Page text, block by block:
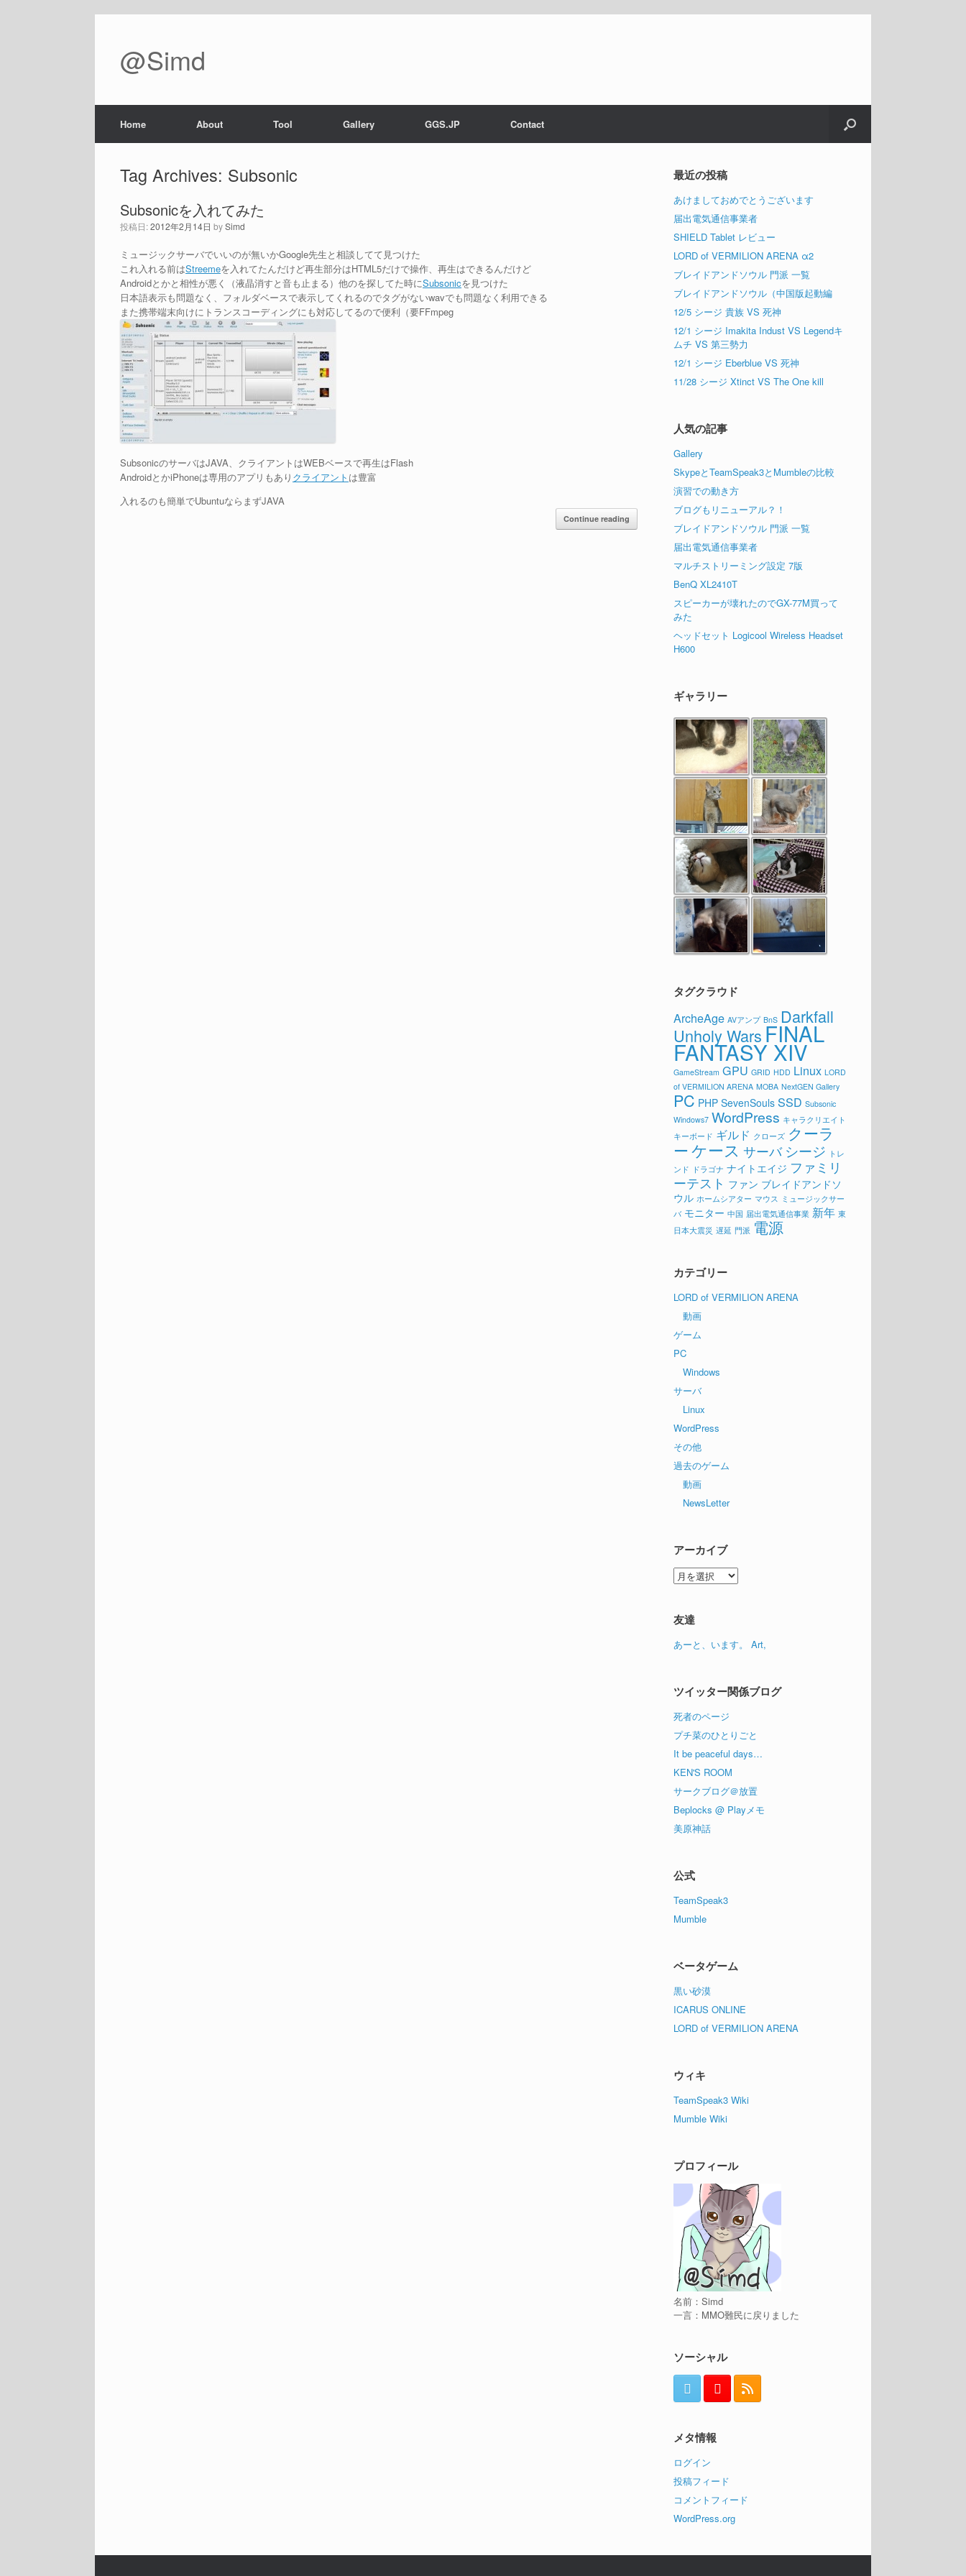
@Simd
Home About Tool Gallery GGS.JP Contact
Tag Archives: Subsonic
Subsonicを入れてみた
投稿日:2012年2月14日 bySimd
ミュージックサーバでいいのが無いかGoogle先生と相談してて見つけた
これ入れる前はStreemeを入れてたんだけど再生部分はHTML5だけで操作、再生はできるんだけど
Androidとかと相性が悪く（液晶消すと音も止まる）他のを探してた時にSubsonicを見つけた
日本語表示も問題なく、フォルダベースで表示してくれるのでタグがないwavでも問題なく利用できる
また携帯端末向けにトランスコーディングにも対応してるので便利（要FFmpeg
SubsonicのサーバはJAVA、クライアントはWEBベースで再生はFlash
AndroidとかiPhoneは専用のアプリもあり クライアント は豊富
入れるのも簡単でUbuntuならまずJAVA
Continue reading
最近の投稿
あけましておめでとうございます
届出電気通信事業者
SHIELD Tablet レビュー
LORD of VERMILION ARENA α2
ブレイドアンドソウル 門派 一覧
ブレイドアンドソウル（中国版起動編
12/5 シージ 貴族 VS 死神
12/1 シージ Imakita Indust VS Legendキ
ムチ VS 第三勢力
12/1 シージ Eberblue VS 死神
11/28 シージ Xtinct VS The One kill
人気の記事
Gallery
SkypeとTeamSpeak3とMumbleの比較
演習での動き方
ブログもリニューアル？！
ブレイドアンドソウル 門派 一覧
届出電気通信事業者
マルチストリーミング設定 7版
BenQ XL2410T
スピーカーが壊れたのでGX-77M買って
みた
ヘッドセット Logicool Wireless Headset
H600
ギャラリー
タグクラウド
ArcheAge AVアンプ BnS Darkfall
Unholy WarsFINAL
FANTASY XIV
GameStream GPU GRID HDD Linux LORD
of VERMILION ARENA MOBA NextGEN Gallery
PC PHP SevenSouls SSD Subsonic
Windows7 WordPress キャラクリエイト
キーボード ギルド クローズ クーラ
ーケース サーバ シージ トレ
ンド ドラゴナ ナイトエイジ ファミリ
ーテスト ファン ブレイドアンドソ
ウル ホームシアター マウス ミュージックサー
バ モニター 中国 届出電気通信事業 新年 東
日本大震災 遅延 門派 電源
カテゴリー
LORD of VERMILION ARENA
動画
ゲーム
PC
Windows
サーバ
Linux
WordPress
その他
過去のゲーム
動画
NewsLetter
アーカイブ
ア
ー
イ
ブ
友達
あーと、います。 Art,
ツイッター関係ブログ
死者のページ
プチ菜のひとりごと
It be peaceful days…
KEN'S ROOM
サークブログ＠放置
Beplocks @ Playメモ
美原神話
公式
TeamSpeak3
Mumble
ベータゲーム
黒い砂漠
ICARUS ONLINE
LORD of VERMILION ARENA
ウィキ
TeamSpeak3 Wiki
Mumble Wiki
プロフィール
名前：Simd
一言：MMO難民に戻りました
ソーシャル
メタ情報
ログイン
投稿フィード
コメントフィード
WordPress.org